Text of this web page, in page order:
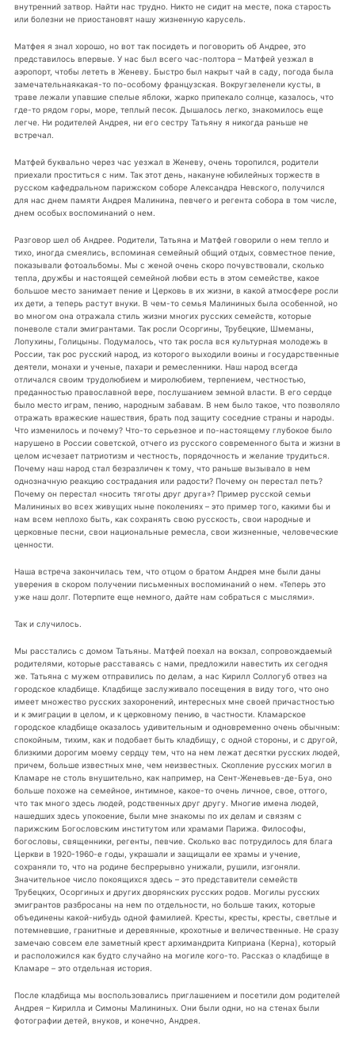
внутренний затвор. Найти нас трудно. Никто не сидит на месте, пока старость
или болезни не приостановят нашу жизненную карусель.
Матфея я знал хорошо, но вот так посидеть и поговорить об Андрее, это
представилось впервые. У нас был всего час-полтора – Матфей уезжал в
аэропорт, чтобы лететь в Женеву. Быстро был накрыт чай в саду, погода была
замечательнаякакая-то по-особому французская. Вокругзеленели кусты, в
траве лежали упавшие спелые яблоки, жарко припекало солнце, казалось, что
где-то рядом горы, море, теплый песок. Дышалось легко, знакомилось еще
легче. Ни родителей Андрея, ни его сестру Татьяну я никогда раньше не
встречал.
Матфей буквально через час уезжал в Женеву, очень торопился, родители
приехали проститься с ним. Так этот день, накануне юбилейных торжеств в
русском кафедральном парижском соборе Александра Невского, получился
для нас днем памяти Андрея Малинина, певчего и регента собора в том числе,
днем особых воспоминаний о нем.
Разговор шел об Андрее. Родители, Татьяна и Матфей говорили о нем тепло и
тихо, иногда смеялись, вспоминая семейный общий отдых, совместное пение,
показывали фотоальбомы. Мы с женой очень скоро почувствовали, сколько
тепла, дружбы и настоящей семейной любви есть в этом семействе, какое
большое место занимает пение и Церковь в их жизни, в какой атмосфере росли
их дети, а теперь растут внуки. В чем-то семья Малининых была особенной, но
во многом она отражала стиль жизни многих русских семейств, которые
поневоле стали эмигрантами. Так росли Осоргины, Трубецкие, Шмеманы,
Лопухины, Голицыны. Подумалось, что так росла вся культурная молодежь в
России, так рос русский народ, из которого выходили воины и государственные
деятели, монахи и ученые, пахари и ремесленники. Наш народ всегда
отличался своим трудолюбием и миролюбием, терпением, честностью,
преданностью православной вере, послушанием земной власти. В его сердце
было место играм, пению, народным забавам. В нем было такое, что позволяло
отражать вражеские нашествия, брать под защиту соседние страны и народы.
Что изменилось и почему? Что-то серьезное и по-настоящему глубокое было
нарушено в России советской, отчего из русского современного быта и жизни в
целом исчезает патриотизм и честность, порядочность и желание трудиться.
Почему наш народ стал безразличен к тому, что раньше вызывало в нем
однозначную реакцию сострадания или радости? Почему он перестал петь?
Почему он перестал «носить тяготы друг друга»? Пример русской семьи
Малининых во всех живущих ныне поколениях – это пример того, какими бы и
нам всем неплохо быть, как сохранять свою русскость, свои народные и
церковные песни, свои национальные ремесла, свои жизненные, человеческие
ценности.
Наша встреча закончилась тем, что отцом о братом Андрея мне были даны
уверения в скором получении письменных воспоминаний о нем. «Теперь это
уже наш долг. Потерпите еще немного, дайте нам собраться с мыслями».
Так и случилось.
Мы расстались с домом Татьяны. Матфей поехал на вокзал, сопровождаемый
родителями, которые расставаясь с нами, предложили навестить их сегодня
же. Татьяна с мужем отправились по делам, а нас Кирилл Соллогуб отвез на
городское кладбище. Кладбище заслуживало посещения в виду того, что оно
имеет множество русских захоронений, интересных мне своей причастностью
и к эмиграции в целом, и к церковному пению, в частности. Кламарское
городское кладбище оказалось удивительным и одновременно очень обычным:
спокойным, тихим, как и подобает быть кладбищу, с одной стороны, и с другой,
близкими дорогим моему сердцу тем, что на нем лежат десятки русских людей,
причем, больше известных мне, чем неизвестных. Скопление русских могил в
Кламаре не столь внушительно, как например, на Сент-Женевьев-де-Буа, оно
больше похоже на семейное, интимное, какое-то очень личное, свое, оттого,
что так много здесь людей, родственных друг другу. Многие имена людей,
нашедших здесь упокоение, были мне знакомы по их делам и связям с
парижским Богословским институтом или храмами Парижа. Философы,
богословы, священники, регенты, певчие. Сколько вас потрудилось для блага
Церкви в 1920-1960-е годы, украшали и защищали ее храмы и учение,
сохраняли то, что на родине беспрерывно унижали, рушили, изгоняли.
Значительное число покоящихся здесь – это представители семейств
Трубецких, Осоргиных и других дворянских русских родов. Могилы русских
эмигрантов разбросаны на нем по отдельности, но больше таких, которые
объединены какой-нибудь одной фамилией. Кресты, кресты, кресты, светлые и
потемневшие, гранитные и деревянные, крохотные и величественные. Не сразу
замечаю совсем еле заметный крест архимандрита Киприана (Керна), который
и расположился как будто случайно на могиле кого-то. Рассказ о кладбище в
Кламаре – это отдельная история.
После кладбища мы воспользовались приглашением и посетили дом родителей
Андрея – Кирилла и Симоны Малининых. Они были одни, но на стенах были
фотографии детей, внуков, и конечно, Андрея.